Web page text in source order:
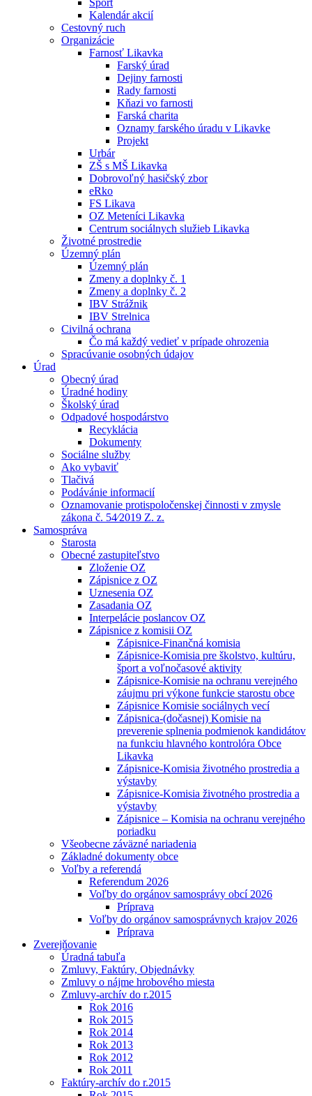
Šport
Kalendár akcií
Cestovný ruch
Organizácie
Farnosť Likavka
Farský úrad
Dejiny farnosti
Rady farnosti
Kňazi vo farnosti
Farská charita
Oznamy farského úradu v Likavke
Projekt
Urbár
ZŠ s MŠ Likavka
Dobrovoľný hasičský zbor
eRko
FS Likava
OZ Meteníci Likavka
Centrum sociálnych služieb Likavka
Životné prostredie
Územný plán
Územný plán
Zmeny a doplnky č. 1
Zmeny a doplnky č. 2
IBV Strážnik
IBV Strelnica
Civilná ochrana
Čo má každý vedieť v prípade ohrozenia
Spracúvanie osobných údajov
Úrad
Obecný úrad
Úradné hodiny
Školský úrad
Odpadové hospodárstvo
Recyklácia
Dokumenty
Sociálne služby
Ako vybaviť
Tlačivá
Podávánie informacií
Oznamovanie protispoločenskej činnosti v zmysle
zákona č. 54⁄2019 Z. z.
Samospráva
Starosta
Obecné zastupiteľstvo
Zloženie OZ
Zápisnice z OZ
Uznesenia OZ
Zasadania OZ
Interpelácie poslancov OZ
Zápisnice z komisii OZ
Zápisnice-Finančná komisia
Zápisnice-Komisia pre školstvo, kultúru,
šport a voľnočasové aktivity
Zápisnice-Komisie na ochranu verejného
záujmu pri výkone funkcie starostu obce
Zápisnice Komisie sociálnych vecí
Zápisnica-(dočasnej) Komisie na
preverenie splnenia podmienok kandidátov
na funkciu hlavného kontrolóra Obce
Likavka
Zápisnice-Komisia životného prostredia a
výstavby
Zápisnice-Komisia životného prostredia a
výstavby
Zápisnice – Komisia na ochranu verejného
poriadku
Všeobecne záväzné nariadenia
Základné dokumenty obce
Voľby a referendá
Referendum 2026
Voľby do orgánov samosprávy obcí 2026
Príprava
Voľby do orgánov samosprávnych krajov 2026
Príprava
Zverejňovanie
Úradná tabuľa
Zmluvy, Faktúry, Objednávky
Zmluvy o nájme hrobového miesta
Zmluvy-archív do r.2015
Rok 2016
Rok 2015
Rok 2014
Rok 2013
Rok 2012
Rok 2011
Faktúry-archív do r.2015